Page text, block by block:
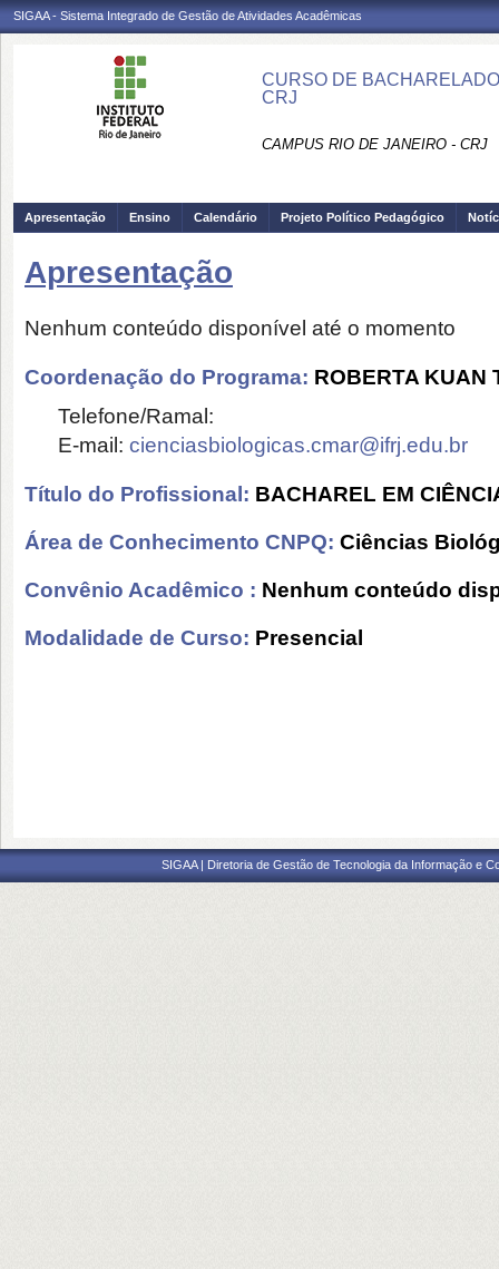
SIGAA - Sistema Integrado de Gestão de Atividades Acadêmicas
CURSO DE
CRJ
CAMPUS RIO DE JANEIRO - CRJ
Apresentação Ensino Calendário Projeto Político Pedagógico
Apresentação
Nenhum conteúdo disponível até o momento
Coordenação do Programa: ROBERTA KUAN
Telefone/Ramal:
E-mail: cienciasbiologicas.cmar@ifrj.edu.br
Título do Profissional: BACHAREL EM
Área de Conhecimento CNPQ: Ciências
Convênio Acadêmico : Nenhum conteúdo
Modalidade de Curso: Presencial
SIGAA | Diretoria de Gestão de Tecnologia da Informação e